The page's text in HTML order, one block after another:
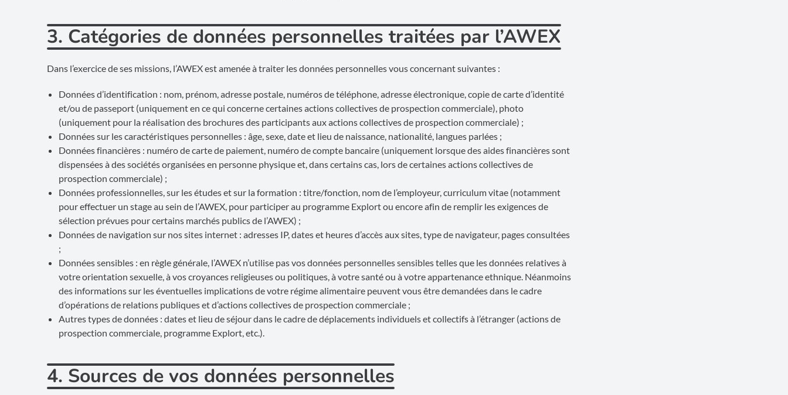
3. Catégories de données personnelles traitées par l’AWEX
Dans l’exercice de ses missions, l’AWEX est amenée à traiter les données personnelles vous concernant suivantes :
Données d’identification : nom, prénom, adresse postale, numéros de téléphone, adresse électronique, copie de carte d’identité
et/ou de passeport (uniquement en ce qui concerne certaines actions collectives de prospection commerciale), photo
(uniquement pour la réalisation des brochures des participants aux actions collectives de prospection commerciale) ;
Données sur les caractéristiques personnelles : âge, sexe, date et lieu de naissance, nationalité, langues parlées ;
Données financières : numéro de carte de paiement, numéro de compte bancaire (uniquement lorsque des aides financières sont
dispensées à des sociétés organisées en personne physique et, dans certains cas, lors de certaines actions collectives de
prospection commerciale) ;
Données professionnelles, sur les études et sur la formation : titre/fonction, nom de l’employeur, curriculum vitae (notamment
pour effectuer un stage au sein de l’AWEX, pour participer au programme Explort ou encore afin de remplir les exigences de
sélection prévues pour certains marchés publics de l’AWEX) ;
Données de navigation sur nos sites internet : adresses IP, dates et heures d’accès aux sites, type de navigateur, pages consultées
;
Données sensibles : en règle générale, l’AWEX n’utilise pas vos données personnelles sensibles telles que les données relatives à
votre orientation sexuelle, à vos croyances religieuses ou politiques, à votre santé ou à votre appartenance ethnique. Néanmoins
des informations sur les éventuelles implications de votre régime alimentaire peuvent vous être demandées dans le cadre
d’opérations de relations publiques et d’actions collectives de prospection commerciale ;
Autres types de données : dates et lieu de séjour dans le cadre de déplacements individuels et collectifs à l’étranger (actions de
prospection commerciale, programme Explort, etc.).
4. Sources de vos données personnelles